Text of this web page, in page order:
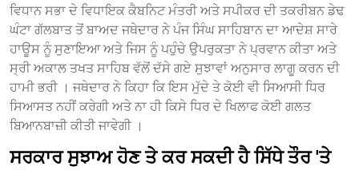
ਵਿਧਾਨ ਸਭਾ ਦੇ ਵਿਧਾਇਕ ਕੈਬਨਿਟ ਮੰਤਰੀ ਅਤੇ ਸਪੀਕਰ ਦੀ ਤਕਰੀਬਨ ਡੇਢ
ਘੰਟਾ ਗੱਲਬਾਤ ਤੋਂ ਬਾਅਦ ਜਥੇਦਾਰ ਨੇ ਪੰਜ ਸਿੰਘ ਸਾਹਿਬਾਨ ਦਾ ਆਦੇਸ਼ ਸਾਰੇ
ਹਾਊਸ ਨੂੰ ਸੁਣਾਇਆ ਅਤੇ ਜਿਸ ਨੂੰ ਪਹੁੰਚੇ ਉਪਰੁਕਤਾ ਨੇ ਪ੍ਰਵਾਨ ਕੀਤਾ ਅਤੇ
ਸ੍ਰੀ ਅਕਾਲ ਤਖਤ ਸਾਹਿਬ ਵੱਲੋਂ ਦੱਸੇ ਗਏ ਸੁਝਾਵਾਂ ਅਨੁਸਾਰ ਲਾਗੂ ਕਰਨ ਦੀ
ਹਾਮੀ ਭਰੀ । ਜਥੇਦਾਰ ਨੇ ਕਿਹਾ ਕਿ ਇਸ ਮੁੱਦੇ ਤੇ ਕੋਈ ਵੀ ਸਿਆਸੀ ਧਿਰ
ਸਿਆਸਤ ਨਹੀਂ ਕਰੇਗੀ ਅਤੇ ਨਾ ਹੀ ਕਿਸੇ ਧਿਰ ਦੇ ਖਿਲਾਫ ਕੋਈ ਗਲਤ
ਬਿਆਨਬਾਜ਼ੀ ਕੀਤੀ ਜਾਵੇਗੀ ।
ਸਰਕਾਰ ਸੁਝਾਅ ਹੋਣ ਤੇ ਕਰ ਸਕਦੀ ਹੈ ਸਿੱਧੇ ਤੌਰ 'ਤੇ